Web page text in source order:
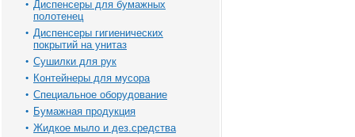
Диспенсеры для бумажных
полотенец
Диспенсеры гигиенических
покрытий на унитаз
Сушилки для рук
Контейнеры для мусора
Специальное оборудование
Бумажная продукция
Жидкое мыло и дез.средства